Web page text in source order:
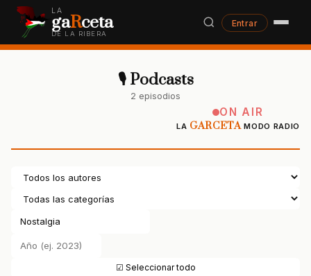
LA
gaRceta
DE LA RIBERA
Entrar
🎙 Podcasts
2 episodios
ON AIR
LA GARCETAMODO RADIO
☑ Seleccionar todo